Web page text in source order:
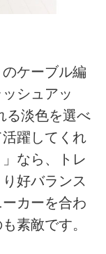
ケーブル編
シュアッ
る淡色を選べ
躍してくれ
なら、トレ
好バランス
カーを合わ
素敵です。